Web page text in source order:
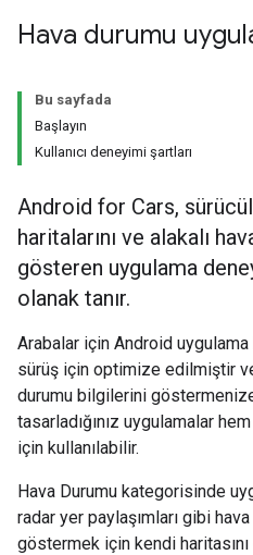
Hava durumu
Bu sayfada
Başlayın
Kullanıcı deneyimi şartları
Android for Cars,
haritalarını ve alakalı
gösteren uygulama
olanak tanır.
Arabalar için Android uygulama
sürüş için optimize edilmiştir
durumu bilgilerini
tasarladığınız uygulamalar
için kullanılabilir.
Hava Durumu kategorisinde
radar yer paylaşımları gibi
göstermek için kendi